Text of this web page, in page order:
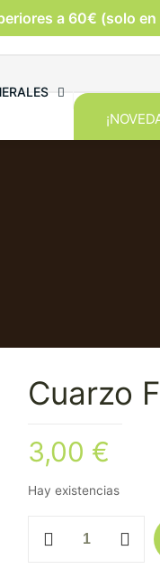
a 60€ (solo en
Cuarzo
3,00 €
Hay existencias
Fresa